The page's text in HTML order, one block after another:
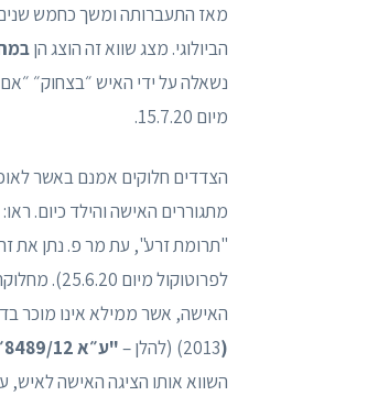
מאז התעברותה ומשך כחמש שנים
הביולוגי. מצג שווא זה הוצג הן
מיום 15.7.20.
הצדדים חלוקים אמנם באשר
האישה, אשר ממילא אינו מוכר בדין
(2013) (להלן – "ע״א 8489/12״
השווא אותו הציגה האישה לאיש,